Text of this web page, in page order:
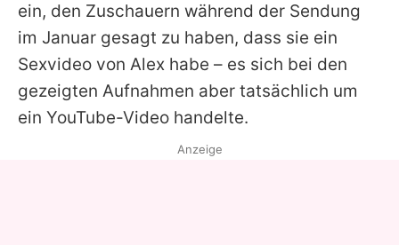
ein, den Zuschauern während der Sendung
im Januar gesagt zu haben, dass sie ein
Sexvideo von Alex habe – es sich bei den
gezeigten Aufnahmen aber tatsächlich um
ein YouTube-Video handelte.
Anzeige